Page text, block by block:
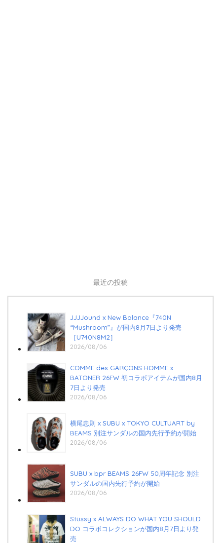
最近の投稿
JJJJound x New Balance『740N
“Mushroom”』が国内8月7日より発売
［U740N8M2］
2026/08/06
COMME des GARÇONS HOMME x
BATONER 26FW 初コラボアイテムが国内8月
7日より発売
2026/08/06
横尾忠則 x SUBU x TOKYO CULTUART by
BEAMS 別注サンダルの国内先行予約が開始
2026/08/06
SUBU x bpr BEAMS 26FW 50周年記念 別注
サンダルの国内先行予約が開始
2026/08/06
Stüssy x ALWAYS DO WHAT YOU SHOULD
DO コラボコレクションが国内8月7日より発
売